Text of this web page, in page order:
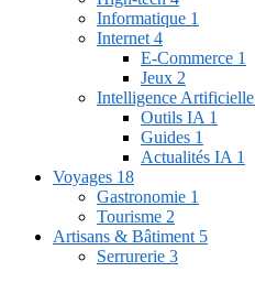
Informatique 1
Internet 4
E-Commerce 1
Jeux 2
Intelligence Artificielle
Outils IA 1
Guides 1
Actualités IA 1
Voyages 18
Gastronomie 1
Tourisme 2
Artisans & Bâtiment 5
Serrurerie 3